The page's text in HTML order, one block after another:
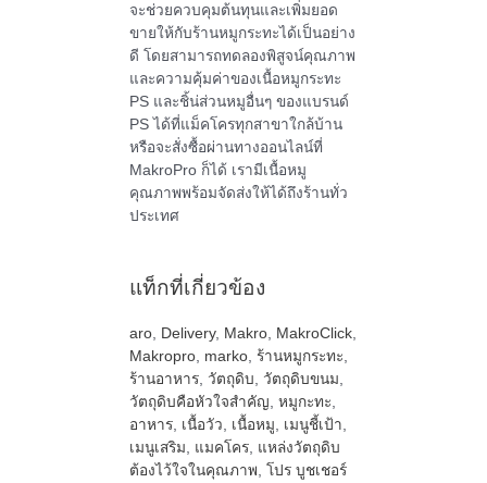
จะช่วยควบคุมต้นทุนและเพิ่มยอด
ขายให้กับร้านหมูกระทะได้เป็นอย่าง
ดี โดยสามารถทดลองพิสูจน์คุณภาพ
และความคุ้มค่าของเนื้อหมูกระทะ
PS และชิ้น่ส่วนหมูอื่นๆ ของแบรนด์
PS ได้ที่แม็คโครทุกสาขาใกล้บ้าน
หรือจะสั่งซื้อผ่านทางออนไลน์ที่
MakroPro ก็ได้ เรามีเนื้อหมู
คุณภาพพร้อมจัดส่งให้ได้ถึงร้านทั่ว
ประเทศ
แท็กที่เกี่ยวข้อง
aro, Delivery, Makro, MakroClick,
Makropro, marko, ร้านหมูกระทะ,
ร้านอาหาร, วัตถุดิบ, วัตถุดิบขนม,
วัตถุดิบคือหัวใจสำคัญ, หมูกะทะ,
อาหาร, เนื้อวัว, เนื้อหมู, เมนูชี้เป้า,
เมนูเสริม, แมคโคร, แหล่งวัตถุดิบ
ต้องไว้ใจในคุณภาพ, โปร บูชเชอร์